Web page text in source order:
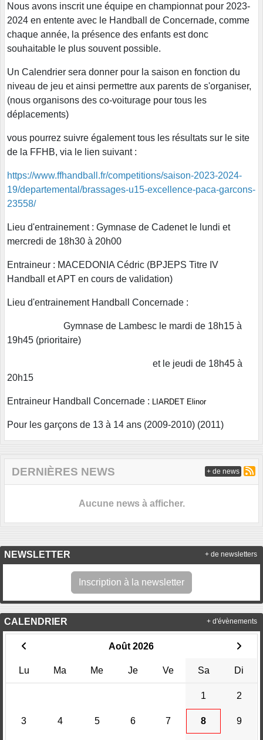
Nous avons inscrit une équipe en championnat pour 2023-
2024 en entente avec le Handball de Concernade, comme
chaque année, la présence des enfants est donc
souhaitable le plus souvent possible.
Un Calendrier sera donner pour la saison en fonction du
niveau de jeu et ainsi permettre aux parents de s'organiser,
(nous organisons des co-voiturage pour tous les
déplacements)
vous pourrez suivre également tous les résultats sur le site
de la FFHB, via le lien suivant :
https://www.ffhandball.fr/competitions/saison-2023-2024-
19/departemental/brassages-u15-excellence-paca-garcons-
23558/
Lieu d'entrainement : Gymnase de Cadenet le lundi et
mercredi de 18h30 à 20h00
Entraineur : MACEDONIA Cédric (BPJEPS Titre IV
Handball et APT en cours de validation)
Lieu d'entrainement Handball Concernade :
Gymnase de Lambesc le mardi de 18h15 à
19h45 (prioritaire)
et le jeudi de 18h45 à
20h15
Entraineur Handball Concernade : LIARDET Elinor
Pour les garçons de 13 à 14 ans (2009-2010) (2011)
DERNIÈRES NEWS
Aucune news à afficher.
+ de news
NEWSLETTER
Inscription à la newsletter
+ de newsletters
CALENDRIER
Août 2026
Lu Ma Me Je Ve Sa Di
1 2
3 4 5 6 7 8 9
+ d'évènements